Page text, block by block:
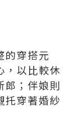
的穿搭元
，以比較休
郎；伴娘則
托穿著婚紗